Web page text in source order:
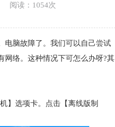
阅读：1054次
电脑故障了。我们可以自己尝试
网络。这种情况下可怎么办呀?其
】选项卡。点击【离线版制